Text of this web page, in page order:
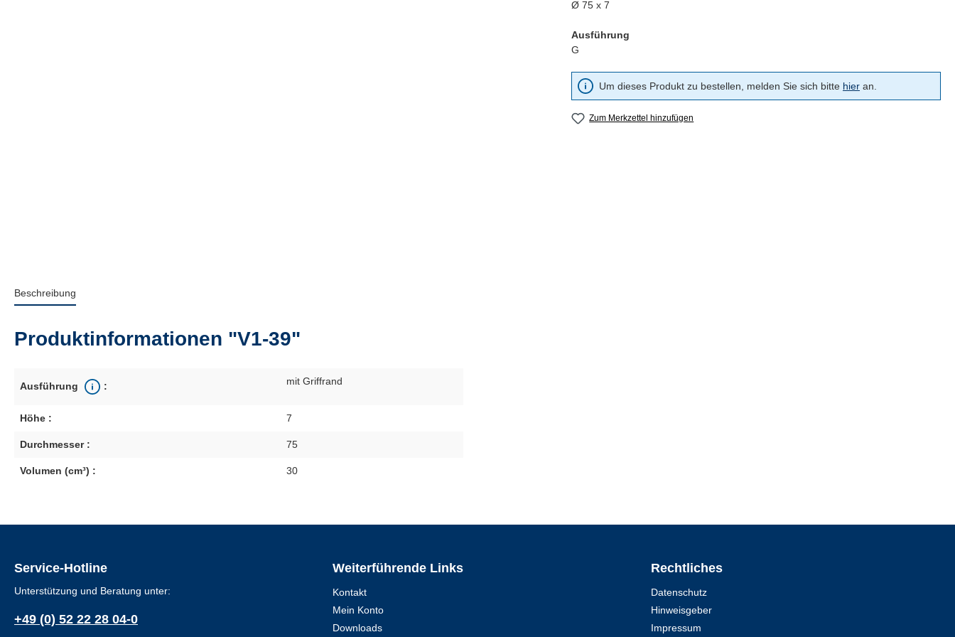
Ø 75 x 7
Ausführung
G
Um dieses Produkt zu bestellen, melden Sie sich bitte hier an.
Zum Merkzettel hinzufügen
Beschreibung
Produktinformationen "V1-39"
Ausführung : mit Griffrand
Höhe : 7
Durchmesser : 75
Volumen (cm³) : 30
Service-Hotline
Unterstützung und Beratung unter:
+49 (0) 52 22 28 04-0
Weiterführende Links
Kontakt
Mein Konto
Downloads
Rechtliches
Datenschutz
Hinweisgeber
Impressum